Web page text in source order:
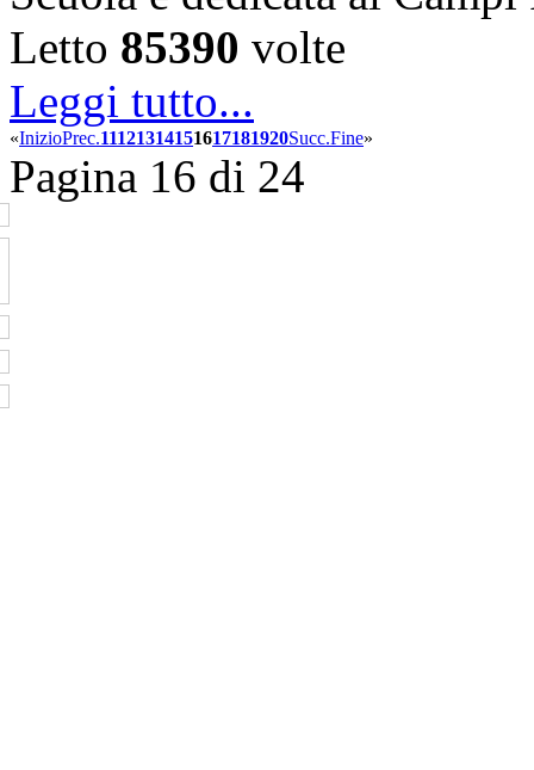
Letto 85390 volte
Leggi tutto...
«InizioPrec.11121314151617181920Succ.Fine»
Pagina 16 di 24